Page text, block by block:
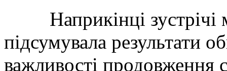
Наприкінці зустрічі
підсумувала результати
важливості продовження